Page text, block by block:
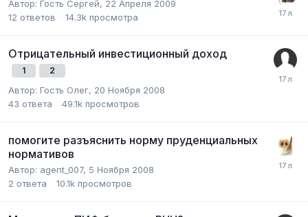
Автор: Гость Сергей, 22 Апреля 2009
12 ответов 14.3k просмотра
Отрицательный инвестиционный доход
1 2
Автор: Гость Олег, 20 Ноября 2008
43 ответа 49.1k просмотров
помогите разъяснить норму пруденциальных
нормативов
Автор: agent_007, 5 Ноября 2008
2 ответа 10.1k просмотров